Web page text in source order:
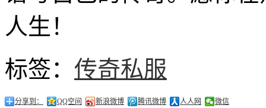
人生！
标签： 传奇私服
分享到： QQ空间 新浪微博 腾讯微博 人人网 微信